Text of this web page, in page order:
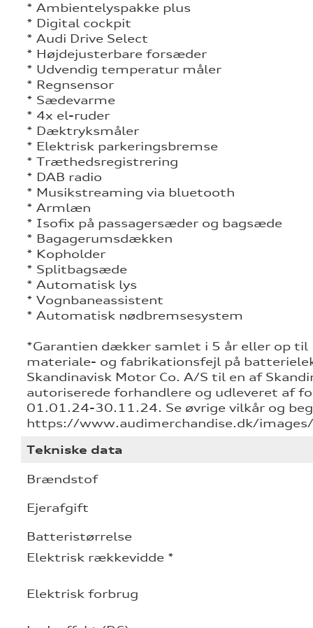
* Ambientelyspakke plus
* Digital cockpit
* Audi Drive Select
* Højdejusterbare forsæder
* Udvendig temperatur måler
* Regnsensor
* Sædevarme
* 4x el-ruder
* Dæktryksmåler
* Elektrisk parkeringsbremse
* Træthedsregistrering
* DAB radio
* Musikstreaming via bluetooth
* Armlæn
* Isofix på passagersæder og bagsæde
* Bagagerumsdækken
* Kopholder
* Splitbagsæde
* Automatisk lys
* Vognbaneassistent
* Automatisk nødbremsesystem
*Garantien dækker samlet i 5 år eller op
materiale- og fabrikationsfejl på
Skandinavisk Motor Co. A/S til en af
autoriserede forhandlere og udleveret af
01.01.24-30.11.24. Se øvrige vilkår og
https://www.audimerchandise.dk/
Tekniske data
Brændstof
Ejerafgift
Batteristørrelse
Elektrisk rækkevidde *
Elektrisk forbrug